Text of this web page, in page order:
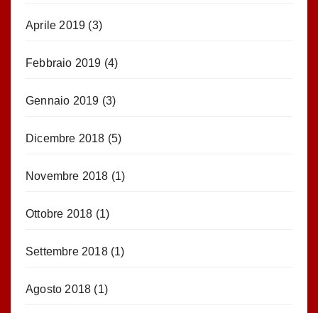
Aprile 2019 (3)
Febbraio 2019 (4)
Gennaio 2019 (3)
Dicembre 2018 (5)
Novembre 2018 (1)
Ottobre 2018 (1)
Settembre 2018(1)
Agosto 2018 (1)